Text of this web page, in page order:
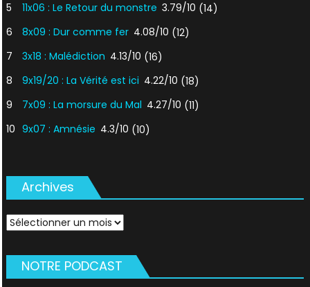
5
11x06 : Le Retour du monstre 3.79/10 (14)
6
8x09 : Dur comme fer 4.08/10 (12)
7
3x18 : Malédiction 4.13/10 (16)
8
9x19/20 : La Vérité est ici 4.22/10 (18)
9
7x09 : La morsure du Mal 4.27/10 (11)
10 9x07 : Amnésie 4.3/10 (10)
Archives
Archives
NOTRE PODCAST